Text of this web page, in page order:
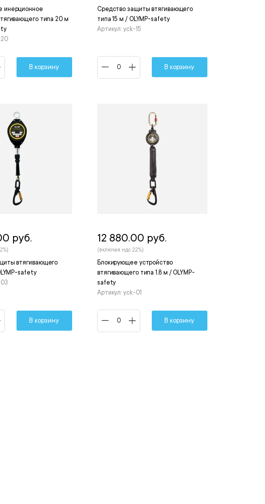
инерционное
типа 20 м
В корзину
Средство защиты втягивающего
типа 15 м / OLYMP-safety
Артикул: yck-15
В корзину
втягивающего
safety
руб.
В корзину
Блокирующее устройство
втягивающего типа 1,8 м / OLYMP-
safety
Артикул: yck-01
12 880.00 руб.
(включая ндс 22%)
В корзину